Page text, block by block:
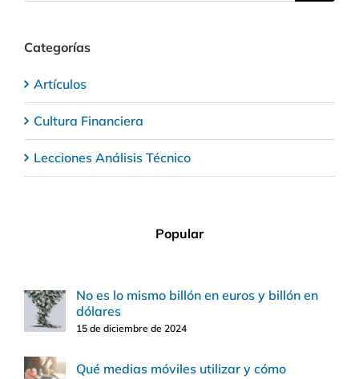
Categorías
Artículos
Cultura Financiera
Lecciones Análisis Técnico
Popular
No es lo mismo billón en euros y billón en
dólares
15 de diciembre de 2024
Qué medias móviles utilizar y cómo